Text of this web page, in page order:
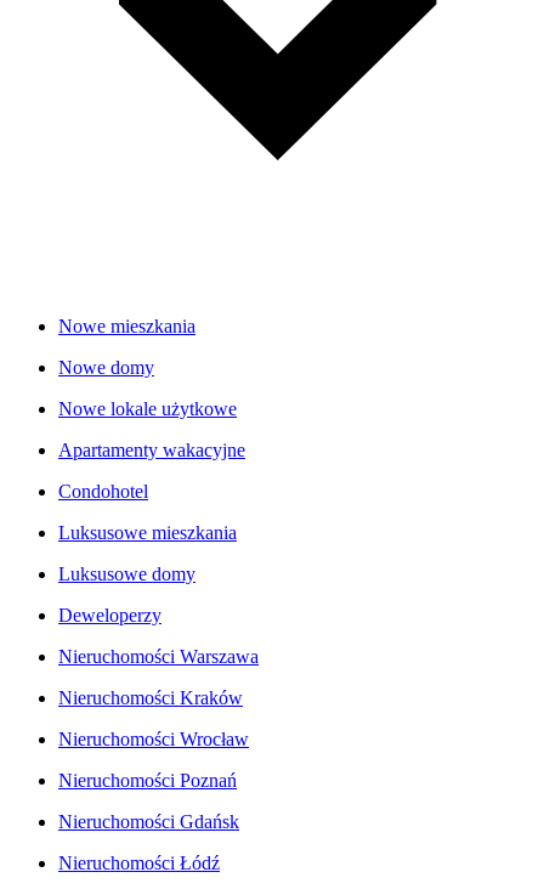
Nowe mieszkania
Nowe domy
Nowe lokale użytkowe
Apartamenty wakacyjne
Condohotel
Luksusowe mieszkania
Luksusowe domy
Deweloperzy
Nieruchomości Warszawa
Nieruchomości Kraków
Nieruchomości Wrocław
Nieruchomości Poznań
Nieruchomości Gdańsk
Nieruchomości Łódź